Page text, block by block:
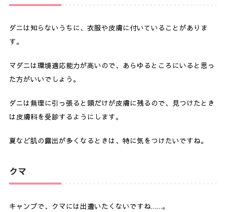
ダニは知らないうちに、衣服や皮膚に付いていることがありま
す。
マダニは環境適応能力が高いので、あらゆるところにいると思っ
た方がいいでしょう。
ダニは無理に引っ張ると頭だけが皮膚に残るので、見つけたとき
は皮膚科を受診するようにします。
夏など肌の露出が多くなるときは、特に気をつけたいですね。
クマ
キャンプで、クマには出遭いたくないですね……。